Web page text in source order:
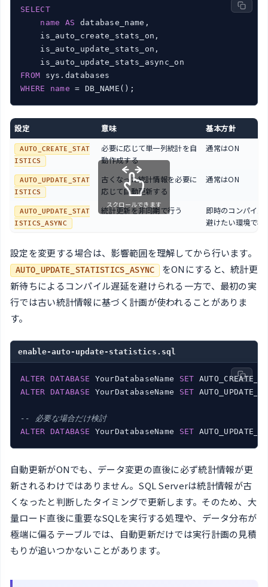
SELECT
name
AS database_name,
    is_auto_create_stats_on,
    is_auto_update_stats_on,
FROM
WHERE
name
設定 意味 基本方針
AUTO_CREATE_STAT
ISTICS
必要に応じて単一列統計を自
動作成する
通常はON
AUTO_UPDATE_STAT
ISTICS
古くなった統計情報を必要に
応じて自動更新する
通常はON
AUTO_UPDATE_STAT
ISTICS_ASYNC
統計更新を非同期で行う
即時のコンパイル
避けたい環境で検
スクロールできます
設定を変更する場合は、影響範囲を理解してから行います。
AUTO_UPDATE_STATISTICS_ASYNC
をONにすると、統計更
新待ちによるコンパイル遅延を避けられる一方で、最初の実
行では古い統計情報に基づく計画が使われることがありま
す。
enable-auto-update-statistics.sql
ALTER DATABASE YourDatabaseName SET
ALTER
DATABASE YourDatabaseName SET
-- 必要な場合だけ検討
ALTER
DATABASE YourDatabaseName SET
自動更新がONでも、データ変更の直後に必ず統計情報が更
新されるわけではありません。SQL Serverは統計情報が古
くなったと判断したタイミングで更新します。そのため、大
量ロード直後に重要なSQLを実行する処理や、データ分布が
極端に偏るテーブルでは、自動更新だけでは実行計画の見積
もりが追いつかないことがあります。